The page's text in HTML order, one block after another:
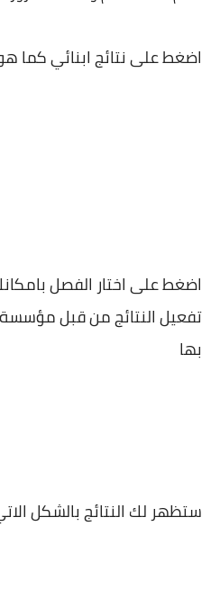
اضغط على نتائج ابنائي
اضغط على اختار الفصل
تفعيل النتائج من قبل
بها
ستظهر لك النتائج بالشكل